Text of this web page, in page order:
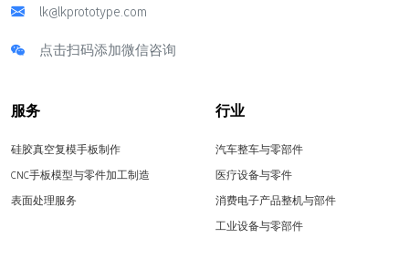
lk@lkprototype.com
点击扫码添加微信咨询
服务
硅胶真空复模手板制作
CNC手板模型与零件加工制造
表面处理服务
行业
汽车整车与零部件
医疗设备与零件
消费电子产品整机与部件
工业设备与零部件